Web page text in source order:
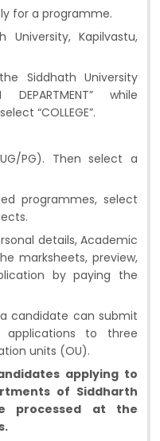
for a programme.
University, Kapilvastu,
Siddhath University
DEPARTMENT” while
“COLLEGE”.
PG). Then select a
programmes, select
details, Academic
marksheets, preview,
by paying the
candidate can submit
to three
units (OU).
applying to
of Siddharth
processed at the